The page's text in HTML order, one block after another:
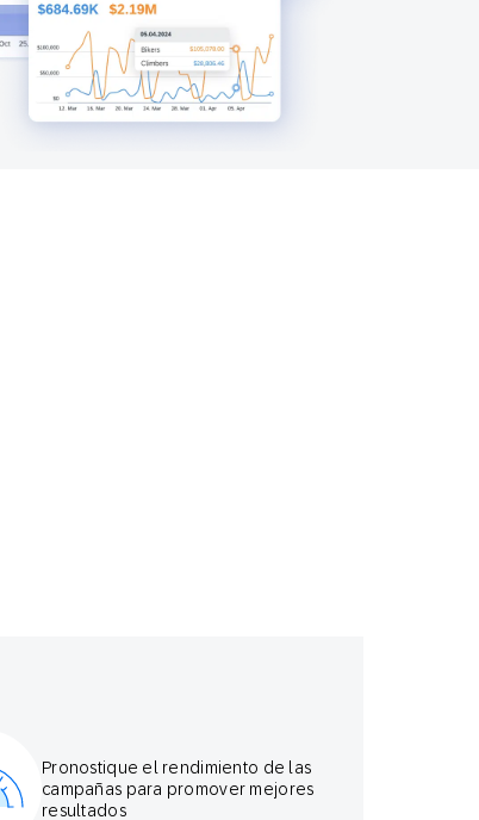
En tienda física
Centro de
Contacto
Pronostique el rendimiento de las
campañas para promover mejores
resultados